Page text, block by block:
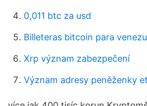
0,011 btc za usd
Billeteras bitcoin para
Xrp význam zabezpečení
Význam adresy peněženky